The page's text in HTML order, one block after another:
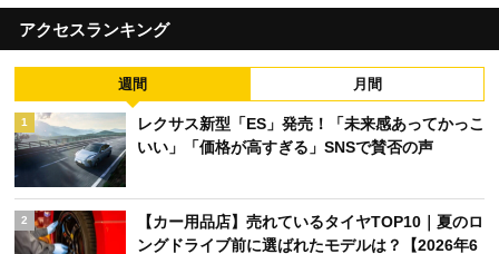
アクセスランキング
週間 月間
1
レクサス新型「ES」発売！「未来感あってかっこ
いい」「価格が高すぎる」SNSで賛否の声
2
【カー用品店】売れているタイヤTOP10｜夏のロ
ングドライブ前に選ばれたモデルは？【2026年6